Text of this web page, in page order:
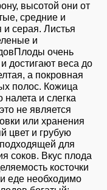
высотой они от
средние и
и серая. Листья
и
очень
достигают веса до
а покровная
полос. Кожица
налета и слегка
не является
или хранения
цвет и грубую
для
соков. Вкус плода
косточки
еде необходимо